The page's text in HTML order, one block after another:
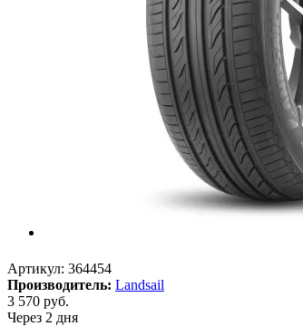
Артикул: 364454
Производитель: Landsail
3 570 руб.
Через 2 дня